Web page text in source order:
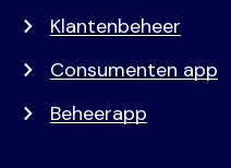
Klantenbeheer
Consumenten app
Beheerapp